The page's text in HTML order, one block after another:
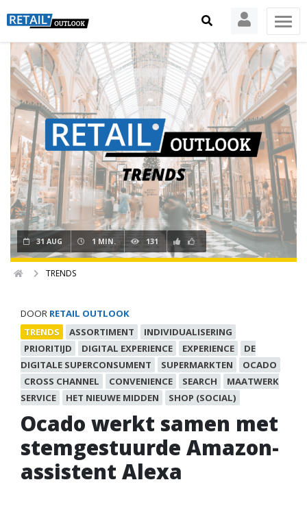
31 AUG 1 MIN. 131
TRENDS
DOOR RETAIL OUTLOOK
TRENDS
ASSORTIMENT
INDIVIDUALISERING
PRIORITIJD
DIGITAL EXPERIENCE EXPERIENCE
DE
DIGITALE SUPERCONSUMENT
SUPERMARKTEN
OCADO
CROSS CHANNEL
CONVENIENCE SEARCH
MAATWERK
SERVICE
HET NIEUWE MIDDEN SHOP (SOCIAL)
Ocado werkt samen met
stemgestuurde Amazon-
assistent Alexa